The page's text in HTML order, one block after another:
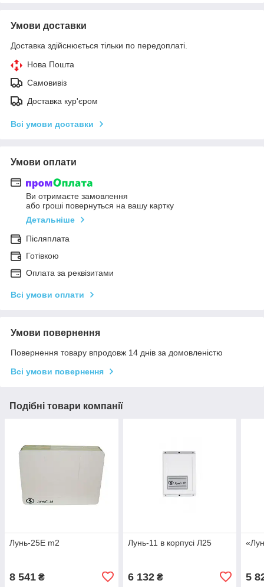
Умови доставки
Доставка здійснюється тільки по передоплаті.
Нова Пошта
Самовивіз
Доставка кур'єром
Всі умови доставки
Умови оплати
Ви отримаєте замовлення
або гроші повернуться на вашу картку
Детальніше
Післяплата
Готівкою
Оплата за реквізитами
Всі умови оплати
Умови повернення
Повернення товару впродовж 14 днів за домовленістю
Всі умови повернення
Подібні товари компанії
Лунь-25Е m2
8 541 ₴
Лунь-11 в корпусі Л25
6 132₴ 5